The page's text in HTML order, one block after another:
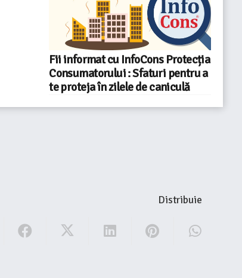
Fii informat cu InfoCons Protecția
Consumatorului : Sfaturi pentru a
te proteja în zilele de caniculă
Distribuie